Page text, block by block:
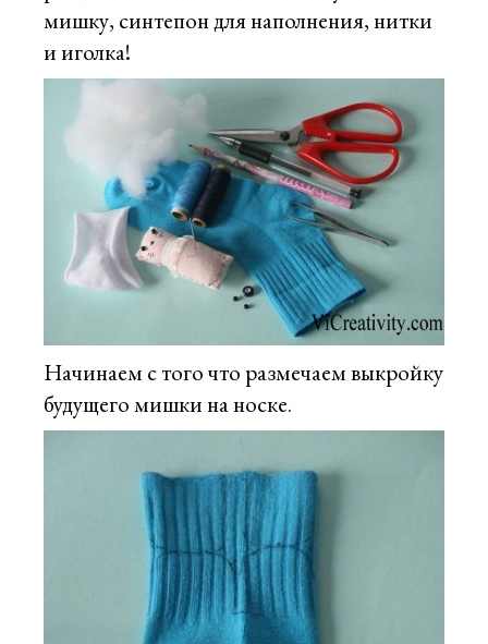
мишку, синтепон для наполнения, нитки
и иголка!
Начинаем с того что размечаем выкройку
будущего мишки на носке.